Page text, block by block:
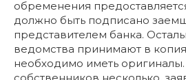
обременения
должно быть подписано
представителем банка.
ведомства принимают в
необходимо иметь оригиналы.